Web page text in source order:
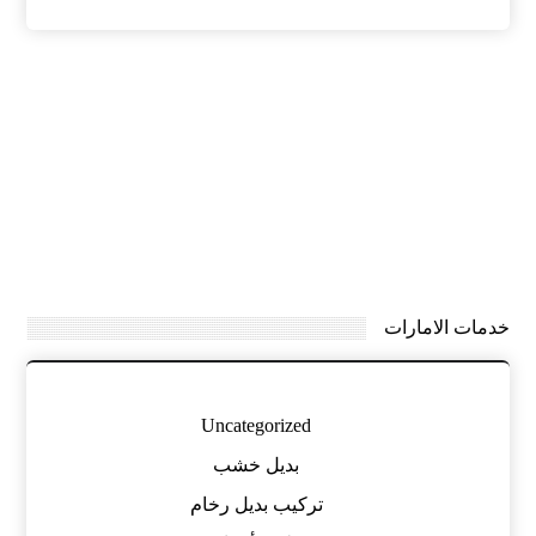
خدمات الامارات
Uncategorized
بديل خشب
تركيب بديل رخام